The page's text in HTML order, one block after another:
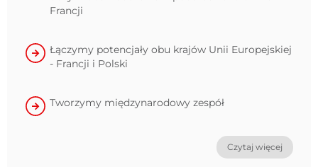
Francji
Łączymy potencjały obu krajów Unii Europejskiej
- Francji i Polski
Tworzymy międzynarodowy zespół
Czytaj więcej